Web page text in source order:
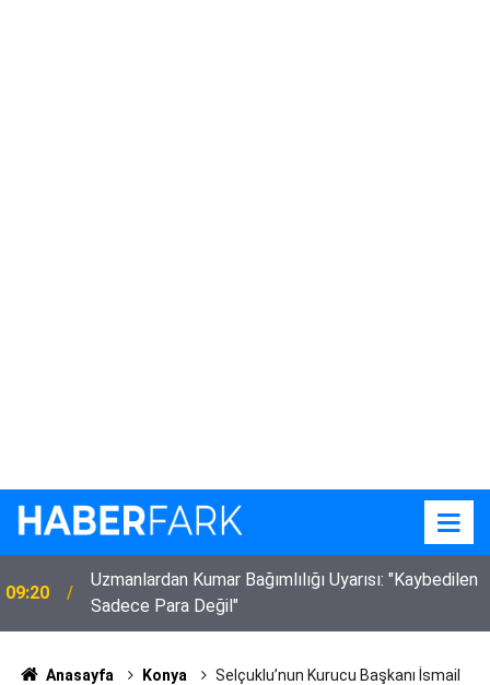
00:13
Ali Güç, Yeni Parti Eskil İlçe Kurucu Başkanı olarak
görevlendirildi
Anasayfa Konya
Selçuklu’nun Kurucu Başkanı İsmail